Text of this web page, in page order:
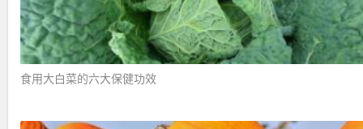
食用大白菜的六大保健功效 ​